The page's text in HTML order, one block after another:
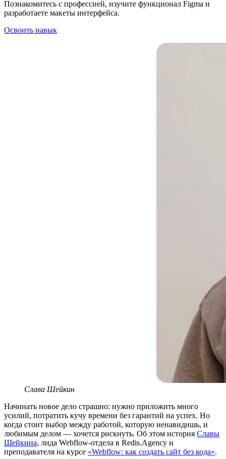
Познакомитесь с профессией, изучите функционал Figma и
разработаете макеты интерфейса.
Освоить навык
Слава Шейкин
Начинать новое дело страшно: нужно приложить много
усилий, потратить кучу времени без гарантий на успех. Но
когда стоит выбор между работой, которую ненавидишь, и
любимым делом — хочется рискнуть. Об этом история Славы
Шейкина, лида Webflow-отдела в Redis.Agency и
преподавателя на курсе «Webflow: как создать сайт без кода».